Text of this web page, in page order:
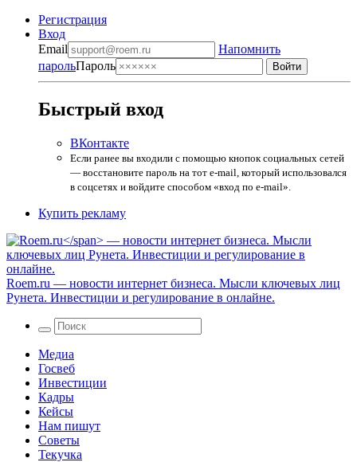
Регистрация
Вход
Email
Напомнить
парольПароль
Быстрый вход
ВКонтакте
Если ранее вы входили с помощью кнопок социальных сетей
— восстановите пароль на тот e-mail, который использовался
в соцсетях и войдите способом «вход по e-mail».
Купить рекламу
Roem.ru — новости интернет бизнеса. Мысли ключевых лиц
Рунета. Инвестиции и регулирование в онлайне.
Медиа
Госвеб
Инвестиции
Кадры
Кейсы
Нам пишут
Советы
Текучка